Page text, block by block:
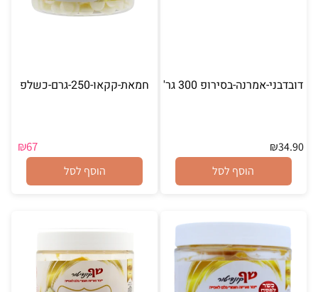
דובדבני-אמרנה-בסירופ 300 גר'
₪34.90
הוסף לסל
חמאת-קקאו-250-גרם-כשלפ
₪67
הוסף לסל